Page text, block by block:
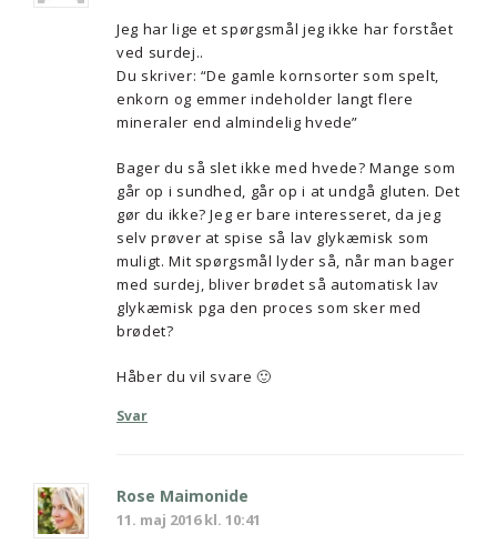
Jeg har lige et spørgsmål jeg ikke har forstået
ved surdej..
Du skriver: “De gamle kornsorter som spelt,
enkorn og emmer indeholder langt flere
mineraler end almindelig hvede”
Bager du så slet ikke med hvede? Mange som
går op i sundhed, går op i at undgå gluten. Det
gør du ikke? Jeg er bare interesseret, da jeg
selv prøver at spise så lav glykæmisk som
muligt. Mit spørgsmål lyder så, når man bager
med surdej, bliver brødet så automatisk lav
glykæmisk pga den proces som sker med
brødet?
Håber du vil svare 🙂
Svar
Rose Maimonide
11. maj 2016 kl. 10:41